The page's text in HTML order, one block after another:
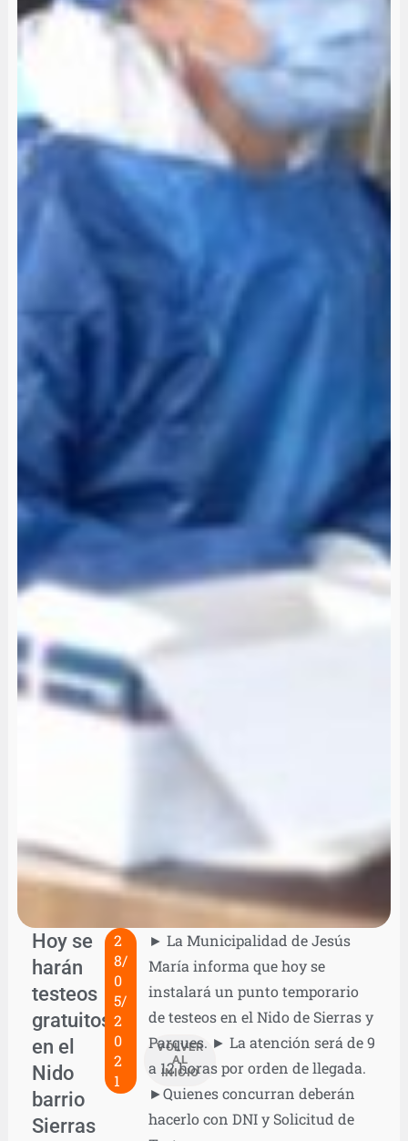
Hoy se
harán
testeos
gratuitos
en el
Nido
barrio
Sierras
2
8/
0
5/
2
0
2
1
VOLVER
AL
INICIO
► La Municipalidad de Jesús
María informa que hoy se
instalará un punto temporario
de testeos en el Nido de Sierras y
Parques. ► La atención será de 9
a 12 horas por orden de llegada.
►Quienes concurran deberán
hacerlo con DNI y Solicitud de